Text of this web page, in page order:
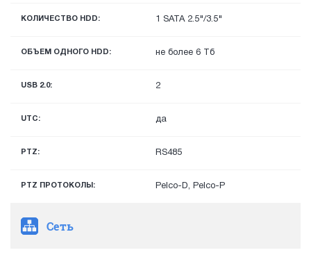
КОЛИЧЕСТВО HDD: 1 SATA 2.5"/3.5"
ОБЪЕМ ОДНОГО HDD: не более 6 Тб
USB 2.0: 2
UTC: да
PTZ: RS485
PTZ ПРОТОКОЛЫ: Pelco-D, Pelco-P
Сеть